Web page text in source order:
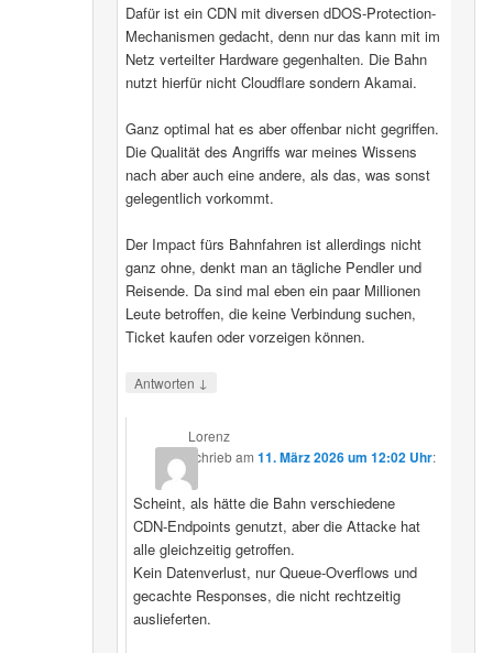
Dafür ist ein CDN mit diversen dDOS-Protection-
Mechanismen gedacht, denn nur das kann mit im
Netz verteilter Hardware gegenhalten. Die Bahn
nutzt hierfür nicht Cloudflare sondern Akamai.
Ganz optimal hat es aber offenbar nicht gegriffen.
Die Qualität des Angriffs war meines Wissens
nach aber auch eine andere, als das, was sonst
gelegentlich vorkommt.
Der Impact fürs Bahnfahren ist allerdings nicht
ganz ohne, denkt man an tägliche Pendler und
Reisende. Da sind mal eben ein paar Millionen
Leute betroffen, die keine Verbindung suchen,
Ticket kaufen oder vorzeigen können.
Antworten ↓
Lorenz
schriebam11. März 2026 um 12:02 Uhr:
Scheint, als hätte die Bahn verschiedene
CDN‑Endpoints genutzt, aber die Attacke hat
alle gleichzeitig getroffen.
Kein Datenverlust, nur Queue‑Overflows und
gecachte Responses, die nicht rechtzeitig
auslieferten.